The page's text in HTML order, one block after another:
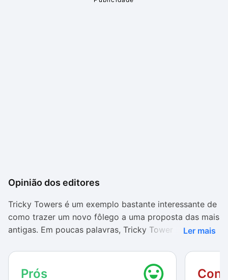
Opinião dos editores
Tricky Towers é um exemplo bastante interessante de
como trazer um novo fôlego a uma proposta das mais
antigas. Em poucas palavras, Tricky Tower
começar, é claro, por seu visual divertido e cheio de
efeitos engraçados, que combinam com o estilo
Ler mais
Prós